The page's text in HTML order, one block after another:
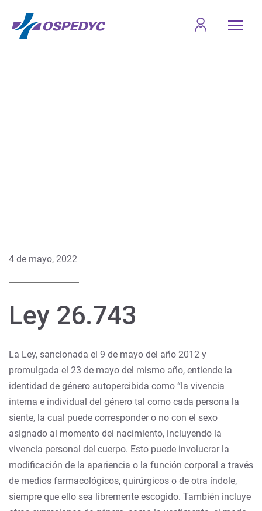
4 de mayo, 2022
Ley 26.743
La Ley, sancionada el 9 de mayo del año 2012 y
promulgada el 23 de mayo del mismo año, entiende la
identidad de género autopercibida como “la vivencia
interna e individual del género tal como cada persona la
siente, la cual puede corresponder o no con el sexo
asignado al momento del nacimiento, incluyendo la
vivencia personal del cuerpo. Esto puede involucrar la
modificación de la apariencia o la función corporal a través
de medios farmacológicos, quirúrgicos o de otra índole,
siempre que ello sea libremente escogido. También incluye